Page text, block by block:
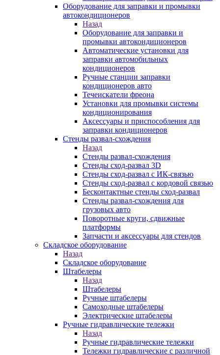
Оборудование для заправки и промывки
автокондиционеров
Назад
Оборудование для заправки и
промывки автокондиционеров
Автоматические установки для
заправки автомобильных
кондиционеров
Ручные станции заправки
кондиционеров авто
Течеискатели фреона
Установки для промывки системы
кондиционирования
Аксессуары и приспособления для
заправки кондиционеров
Стенды развал-схождения
Назад
Стенды развал-схождения
Стенды сход-развал 3D
Стенды сход-развал с ИК-связью
Стенды сход-развал с кордовой связью
Бесконтактные стенды сход-развал
Стенды развал-схождения для
грузовых авто
Поворотные круги, сдвижные
платформы
Запчасти и аксессуары для стендов
Складское оборудование
Назад
Складское оборудование
Штабелеры
Назад
Штабелеры
Ручные штабелеры
Самоходные штабелеры
Электрические штабелеры
Ручные гидравлические тележки
Назад
Ручные гидравлические тележки
Тележки гидравлические с различной